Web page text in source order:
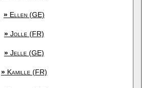
»Ellen (GE)
»Jolle (FR)
»Jelle (GE)
»Kamille (FR)